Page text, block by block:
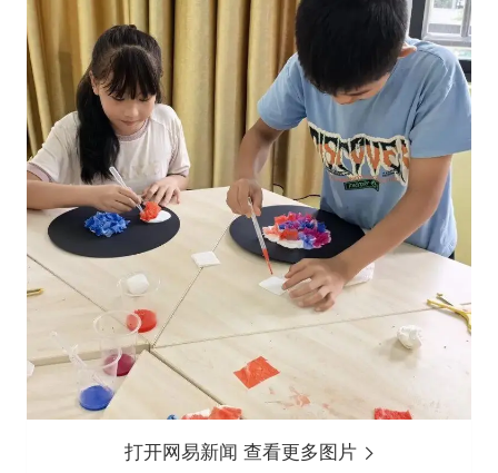
打开网易新闻 查看更多图片